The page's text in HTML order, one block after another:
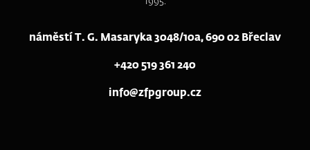
náměstí T. G. Masaryka 3048/10a, 690 02 Břeclav
+420 519 361 240
info@zfpgroup.cz